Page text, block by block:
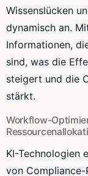
Wissenslücken
dynamisch an.
Informationen,
sind, was die
steigert und die
stärkt.
Workflow-
KI-Technologien
von Compliance-